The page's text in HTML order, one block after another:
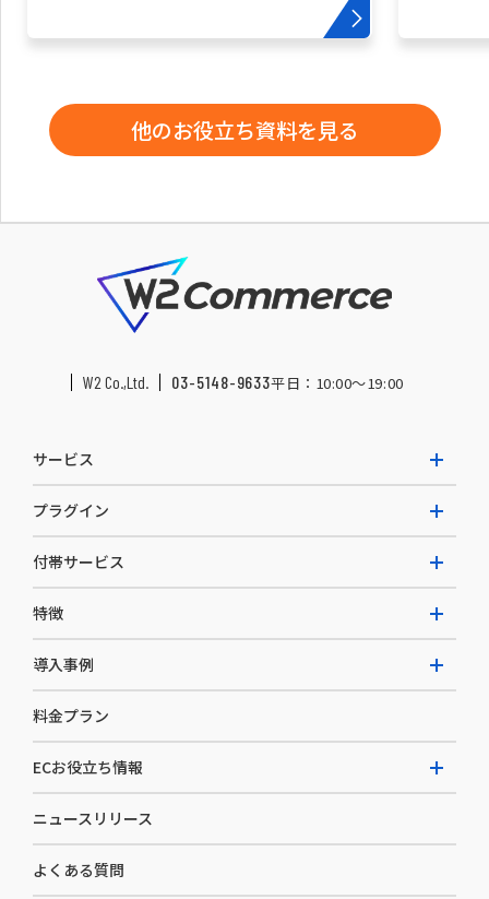
他のお役立ち資料を見る
W2 Co.,Ltd. 03-5148-9633平日：10:00〜19:00
サービス
W2 Commerce Repeat
W2 Commerce BtoB
W2 Commerce Asia
プラグイン
AI buddy
付帯サービス
EC運用構築支援・運用支援
カスタマーサクセス
セキュリティ
デザイン制作
コンサルティング
特徴
選ばれる理由
開発体制
導入事例
導入企業一覧
料金プラン
ECお役立ち情報
お役立ち資料
ニュースリリース
よくある質問